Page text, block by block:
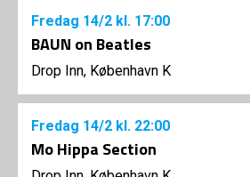
Fredag 14/2 kl. 17:00
BAUN on Beatles
Drop Inn, København K
Fredag 14/2 kl. 22:00
Mo Hippa Section